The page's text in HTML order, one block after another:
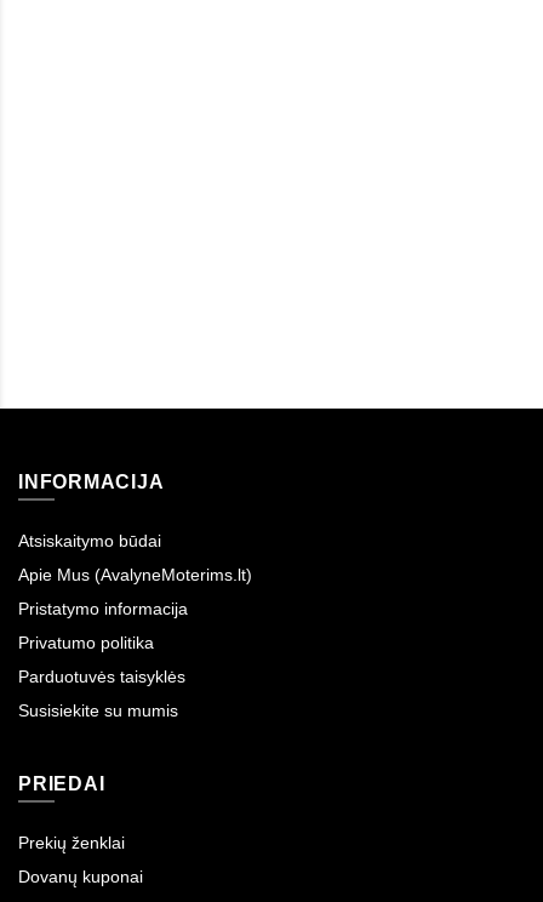
INFORMACIJA
Atsiskaitymo būdai
Apie Mus (AvalyneMoterims.lt)
Pristatymo informacija
Privatumo politika
Parduotuvės taisyklės
Susisiekite su mumis
PRIEDAI
Prekių ženklai
Dovanų kuponai